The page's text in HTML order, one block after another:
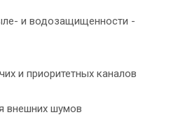
и водозащищенности -
и приоритетных каналов
внешних шумов